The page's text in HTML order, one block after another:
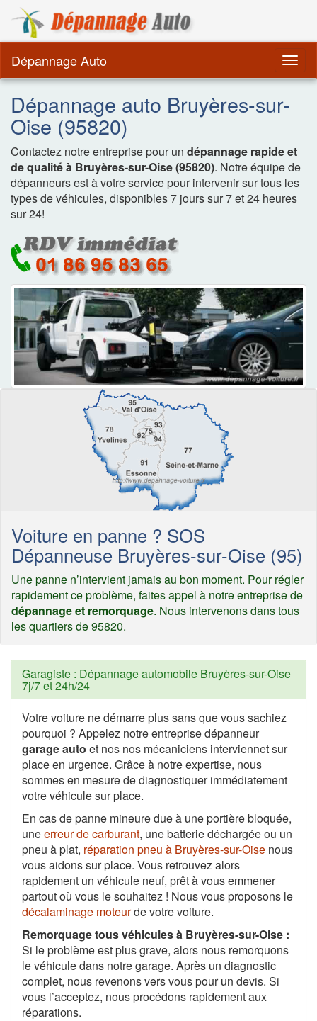
Dépannage Auto
Dépannage auto Bruyères-sur-
Oise (95820)
Contactez notre entreprise pour un dépannage rapide et
de qualité à Bruyères-sur-Oise (95820). Notre équipe de
dépanneurs est à votre service pour intervenir sur tous les
types de véhicules, disponibles 7 jours sur 7 et 24 heures
sur 24!
Voiture en panne ? SOS
Dépanneuse Bruyères-sur-Oise (95)
Une panne n’intervient jamais au bon moment. Pour régler
rapidement ce problème, faites appel à notre entreprise de
dépannage et remorquage. Nous intervenons dans tous
les quartiers de 95820.
Garagiste : Dépannage automobile Bruyères-sur-Oise
7j/7 et 24h/24
Votre voiture ne démarre plus sans que vous sachiez
pourquoi ? Appelez notre entreprise dépanneur
garage auto et nos nos mécaniciens interviennet sur
place en urgence. Grâce à notre expertise, nous
sommes en mesure de diagnostiquer immédiatement
votre véhicule sur place.
En cas de panne mineure due à une portière bloquée,
uneerreur de carburant, une batterie déchargée ou un
pneu à plat, réparation pneu à Bruyères-sur-Oise nous
vous aidons sur place. Vous retrouvez alors
rapidement un véhicule neuf, prêt à vous emmener
partout où vous le souhaitez ! Nous vous proposons le
décalaminage moteurde votre voiture.
Remorquage tous véhicules à Bruyères-sur-Oise :
Si le problème est plus grave, alors nous remorquons
le véhicule dans notre garage. Après un diagnostic
complet, nous revenons vers vous pour un devis. Si
vous l’acceptez, nous procédons rapidement aux
réparations.